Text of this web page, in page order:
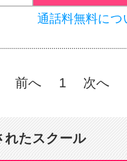
通話料無料につ
前へ 1 次へ
れたスクール